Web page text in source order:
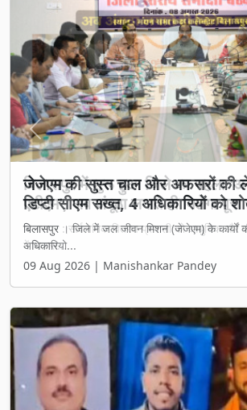
जेजेएम की सुस्त चाल और अफसरों की
डिप्टी सीएम सख्त, 4 अधिकारियों को
बिलासपुर । जिले में जल जीवन मिशन (जेजेएम) के कार्यों
अधिकारियो...
09 Aug 2026 | Manishankar Pandey
Previous